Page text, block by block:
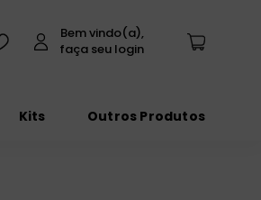
Kits Outros Produtos